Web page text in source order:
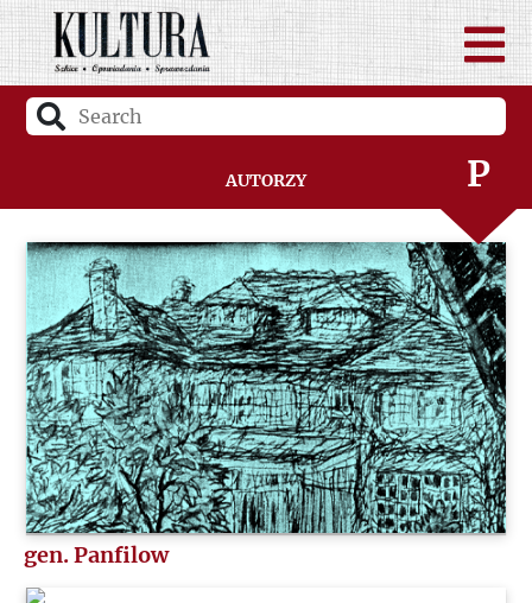
Autorzy
N
O
P
Q
R
S
Ś
T
gen. Panfilow